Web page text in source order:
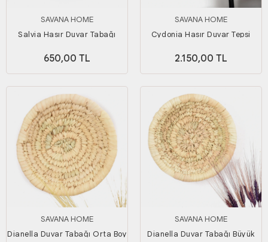
SAVANA HOME
Salvia Hasır Duvar Tabağı
650,00 TL
SAVANA HOME
Cydonia Hasır Duvar Tepsi
2.150,00 TL
SAVANA HOME
Dianella Duvar Tabağı Orta Boy
SAVANA HOME
Dianella Duvar Tabağı Büyük